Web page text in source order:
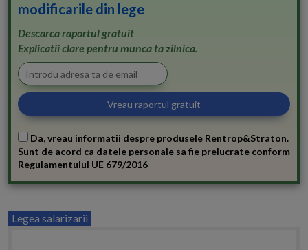
modificarile din lege
Descarca raportul gratuit
Explicatii clare pentru munca ta zilnica.
Da, vreau informatii despre produsele Rentrop&Straton.
Sunt de acord ca datele personale sa fie prelucrate conform
Regulamentului UE 679/2016
Legea salarizarii